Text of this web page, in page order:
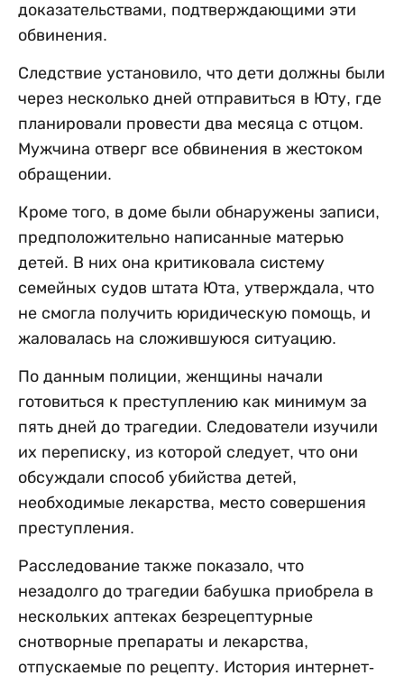
доказательствами, подтверждающими эти
обвинения.
Следствие установило, что дети должны были
через несколько дней отправиться в Юту, где
планировали провести два месяца с отцом.
Мужчина отверг все обвинения в жестоком
обращении.
Кроме того, в доме были обнаружены записи,
предположительно написанные матерью
детей. В них она критиковала систему
семейных судов штата Юта, утверждала, что
не смогла получить юридическую помощь, и
жаловалась на сложившуюся ситуацию.
По данным полиции, женщины начали
готовиться к преступлению как минимум за
пять дней до трагедии. Следователи изучили
их переписку, из которой следует, что они
обсуждали способ убийства детей,
необходимые лекарства, место совершения
преступления.
Расследование также показало, что
незадолго до трагедии бабушка приобрела в
нескольких аптеках безрецептурные
снотворные препараты и лекарства,
отпускаемые по рецепту. История интернет-